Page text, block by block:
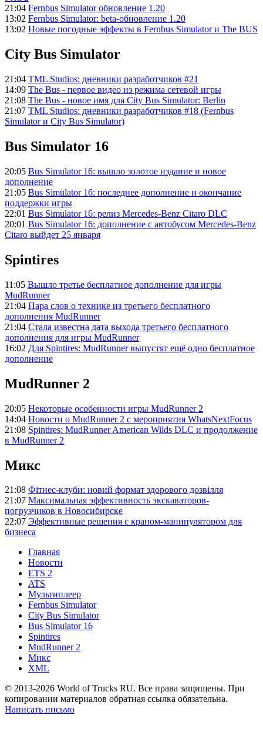
21:04 Fernbus Simulator обновление 1.20
13:02 Fernbus Simulator: beta-обновление 1.20
13:02 Новые погодные эффекты в Fernbus Simulator и The BUS
City Bus Simulator
21:04 TML Studios: дневники разработчиков #21
14:09 The Bus - первое видео из режима сетевой игры
21:08 The Bus - новое имя для City Bus Simulator: Berlin
21:07 TML Studios: дневники разработчиков #18 (Fernbus
Simulator и City Bus Simulator)
Bus Simulator 16
20:05 Bus Simulator 16: вышло золотое издание и новое
дополнение
21:05 Bus Simulator 16: последнее дополнение и окончание
поддержки игры
22:01 Bus Simulator 16: релиз Mercedes-Benz Citaro DLC
20:01 Bus Simulator 16: дополнение с автобусом Mercedes-Benz
Citaro выйдет 25 января
Spintires
11:05 Вышло третье бесплатное дополнение для игры
MudRunner
21:04 Пара слов о технике из третьего бесплатного
дополнения MudRunner
21:04 Стала известна дата выхода третьего бесплатного
дополнения для игры MudRunner
16:02 Для Spintires: MudRunner выпустят ещё одно бесплатное
дополнение
MudRunner 2
20:05 Некоторые особенности игры MudRunner 2
14:04 Новости о MudRunner 2 с мероприятия WhatsNextFocus
21:08 Spintires: MudRunner American Wilds DLC и продолжение
в MudRunner 2
Микс
21:08 Фітнес-клуби: новий формат здорового дозвілля
21:07 Максимальная эффективность экскаваторов-
погрузчиков в Новосибирске
22:07 Эффективные решения с краном-манипулятором для
бизнеса
Главная
Новости
ETS 2
ATS
Мультиплеер
Fernbus Simulator
City Bus Simulator
Bus Simulator 16
Spintires
MudRunner 2
Микс
XML
© 2013-2026 World of Trucks RU. Все права защищены. При
копировании материалов обратная ссылка обязательна.
Написать письмо